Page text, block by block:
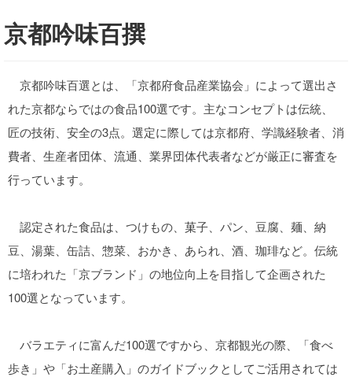
京都吟味百撰
京都吟味百選とは、「京都府食品産業協会」によって選出さ
れた京都ならではの食品100選です。主なコンセプトは伝統、
匠の技術、安全の3点。選定に際しては京都府、学識経験者、消
費者、生産者団体、流通、業界団体代表者などが厳正に審査を
行っています。
認定された食品は、つけもの、菓子、パン、豆腐、麺、納
豆、湯葉、缶詰、惣菜、おかき、あられ、酒、珈琲など。伝統
に培われた「京ブランド」の地位向上を目指して企画された
100選となっています。
バラエティに富んだ100選ですから、京都観光の際、「食べ
歩き」や「お土産購入」のガイドブックとしてご活用されては